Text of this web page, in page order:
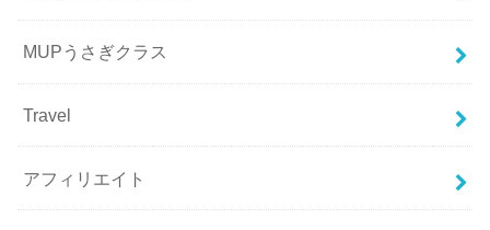
MUPうさぎクラス
Travel
アフィリエイト